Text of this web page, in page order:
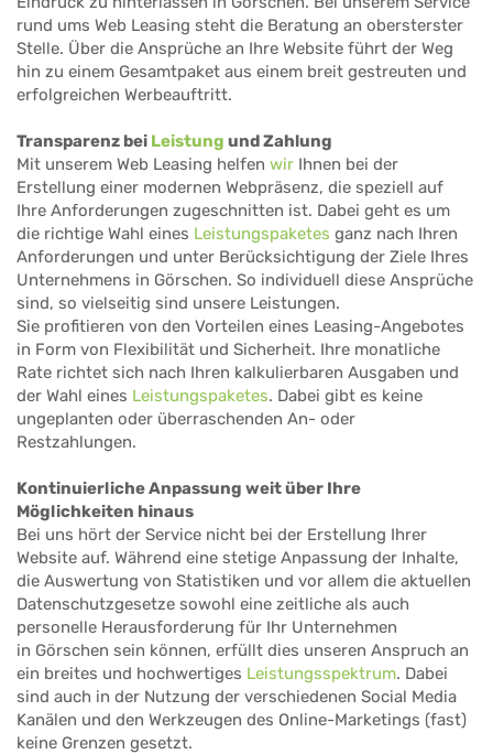
rund ums Web Leasing steht die Beratung an obersterster
Stelle. Über die Ansprüche an Ihre Website führt der Weg
hin zu einem Gesamtpaket aus einem breit gestreuten und
erfolgreichen Werbeauftritt.
Transparenz bei Leistung und Zahlung
Mit unserem Web Leasing helfen wir Ihnen bei der
Erstellung einer modernen Webpräsenz, die speziell auf
Ihre Anforderungen zugeschnitten ist. Dabei geht es um
die richtige Wahl eines Leistungspaketes ganz nach Ihren
Anforderungen und unter Berücksichtigung der Ziele Ihres
Unternehmens in Görschen. So individuell diese Ansprüche
sind, so vielseitig sind unsere Leistungen.
Sie profitieren von den Vorteilen eines Leasing-Angebotes
in Form von Flexibilität und Sicherheit. Ihre monatliche
Rate richtet sich nach Ihren kalkulierbaren Ausgaben und
der Wahl eines Leistungspaketes. Dabei gibt es keine
ungeplanten oder überraschenden An- oder
Restzahlungen.
Kontinuierliche Anpassung weit über Ihre
Möglichkeiten hinaus
Bei uns hört der Service nicht bei der Erstellung Ihrer
Website auf. Während eine stetige Anpassung der Inhalte,
die Auswertung von Statistiken und vor allem die aktuellen
Datenschutzgesetze sowohl eine zeitliche als auch
personelle Herausforderung für Ihr Unternehmen
in Görschen sein können, erfüllt dies unseren Anspruch an
ein breites und hochwertiges Leistungsspektrum. Dabei
sind auch in der Nutzung der verschiedenen Social Media
Kanälen und den Werkzeugen des Online-Marketings (fast)
keine Grenzen gesetzt.